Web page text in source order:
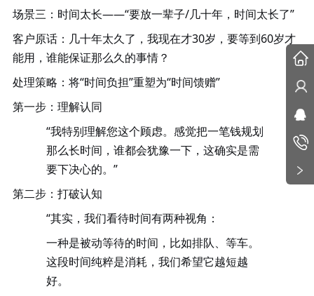
场景三：时间太长——“要放一辈子/几十年，时间太长了”
客户原话：几十年太久了，我现在才30岁，要等到60岁才
能用，谁能保证那么久的事情？
处理策略 ：将“时间负担”重塑为“时间馈赠”
第一步：理解认同
“我特别理解您这个顾虑。感觉把一笔钱规划
那么长时间，谁都会犹豫一下，这确实是需
要下决心的。”
第二步：打破认知
“其实，我们看待时间有两种视角：
一种是被动等待的时间，比如排队、等车。
这段时间纯粹是消耗，我们希望它越短越
好。